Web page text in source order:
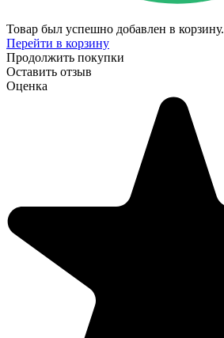
Товар был успешно добавлен в корзину.
Перейти в корзину
Продолжить покупки
Оставить отзыв
Оценка